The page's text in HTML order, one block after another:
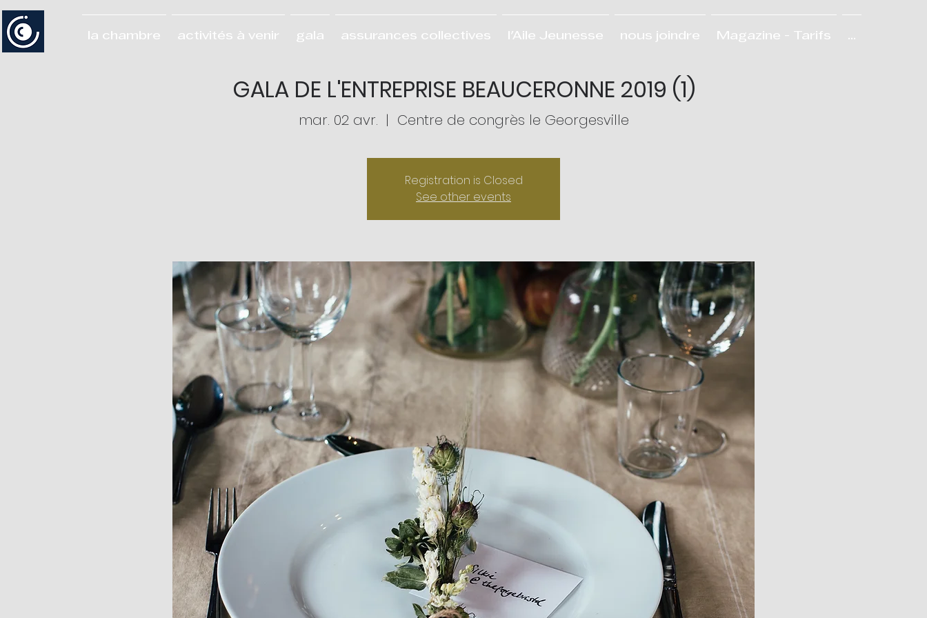
la chambre activités à venir gala assurances collectives l'Aile Jeunesse nous joindre Magazine - Tarifs ...
GALA DE L'ENTREPRISE BEAUCERONNE 2019 (1)
mar. 02 avr.
  |
Centre de congrès le Georgesville
Registration is Closed
See other events